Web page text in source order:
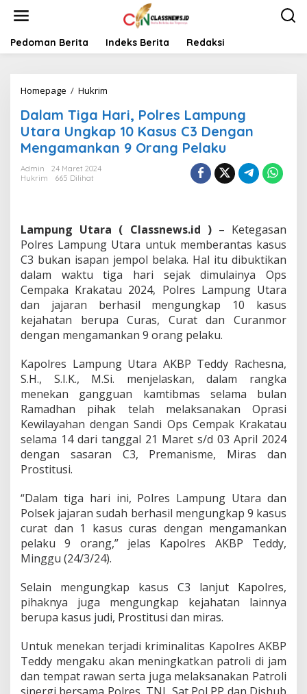
t
Pedoman Berita Indeks Berita Redaksi
Homepage / Hukrim
l
a
m
T
r
P
o
l
r
e
s
L
m
p
u
n
g
U
t
r
n
g
a
p
1
K
a
s
u
C
3
e
Dalam Tiga Hari, Polres Lampung
Utara Ungkap 10 Kasus C3 Dengan
Mengamankan 9 Orang Pelaku
Admin
24 Maret 2024
Hukrim
665 Dilihat
Lampung Utara ( Classnews.id )– Ketegasan
Polres Lampung Utara untuk memberantas kasus
C3 bukan isapan jempol belaka. Hal itu dibuktikan
dalam waktu tiga hari sejak dimulainya Ops
Cempaka Krakatau 2024, Polres Lampung Utara
dan jajaran berhasil mengungkap 10 kasus
kejahatan berupa Curas, Curat dan Curanmor
dengan mengamankan 9 orang pelaku.
Kapolres Lampung Utara AKBP Teddy Rachesna,
S.H., S.I.K., M.Si. menjelaskan, dalam rangka
menekan gangguan kamtibmas selama bulan
Ramadhan pihak telah melaksanakan Oprasi
Kewilayahan dengan Sandi Ops Cempak Krakatau
selama 14 dari tanggal 21 Maret s/d 03 April 2024
dengan sasaran C3, Premanisme, Miras dan
Prostitusi.
“Dalam tiga hari ini, Polres Lampung Utara dan
Polsek jajaran sudah berhasil mengungkap 9 kasus
curat dan 1 kasus curas dengan mengamankan
pelaku 9 orang,” jelas Kapolres AKBP Teddy,
Minggu (24/3/24).
Selain mengungkap kasus C3 lanjut Kapolres,
pihaknya juga mengungkap kejahatan lainnya
berupa kasus judi, Prostitusi dan miras.
Untuk menekan terjadi kriminalitas Kapolres AKBP
Teddy mengaku akan meningkatkan patroli di jam
dan tempat rawan serta juga melaksanakan Patroli